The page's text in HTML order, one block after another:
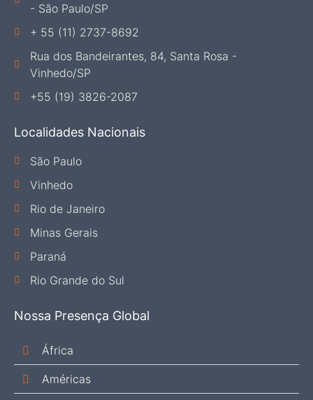
- São Paulo/SP
+ 55 (11) 2737-8692
Rua dos Bandeirantes, 84, Santa Rosa -
Vinhedo/SP
+55 (19) 3826-2087
Localidades Nacionais
São Paulo
Vinhedo
Rio de Janeiro
Minas Gerais
Paraná
Rio Grande do Sul
Nossa Presença Global
África
Américas